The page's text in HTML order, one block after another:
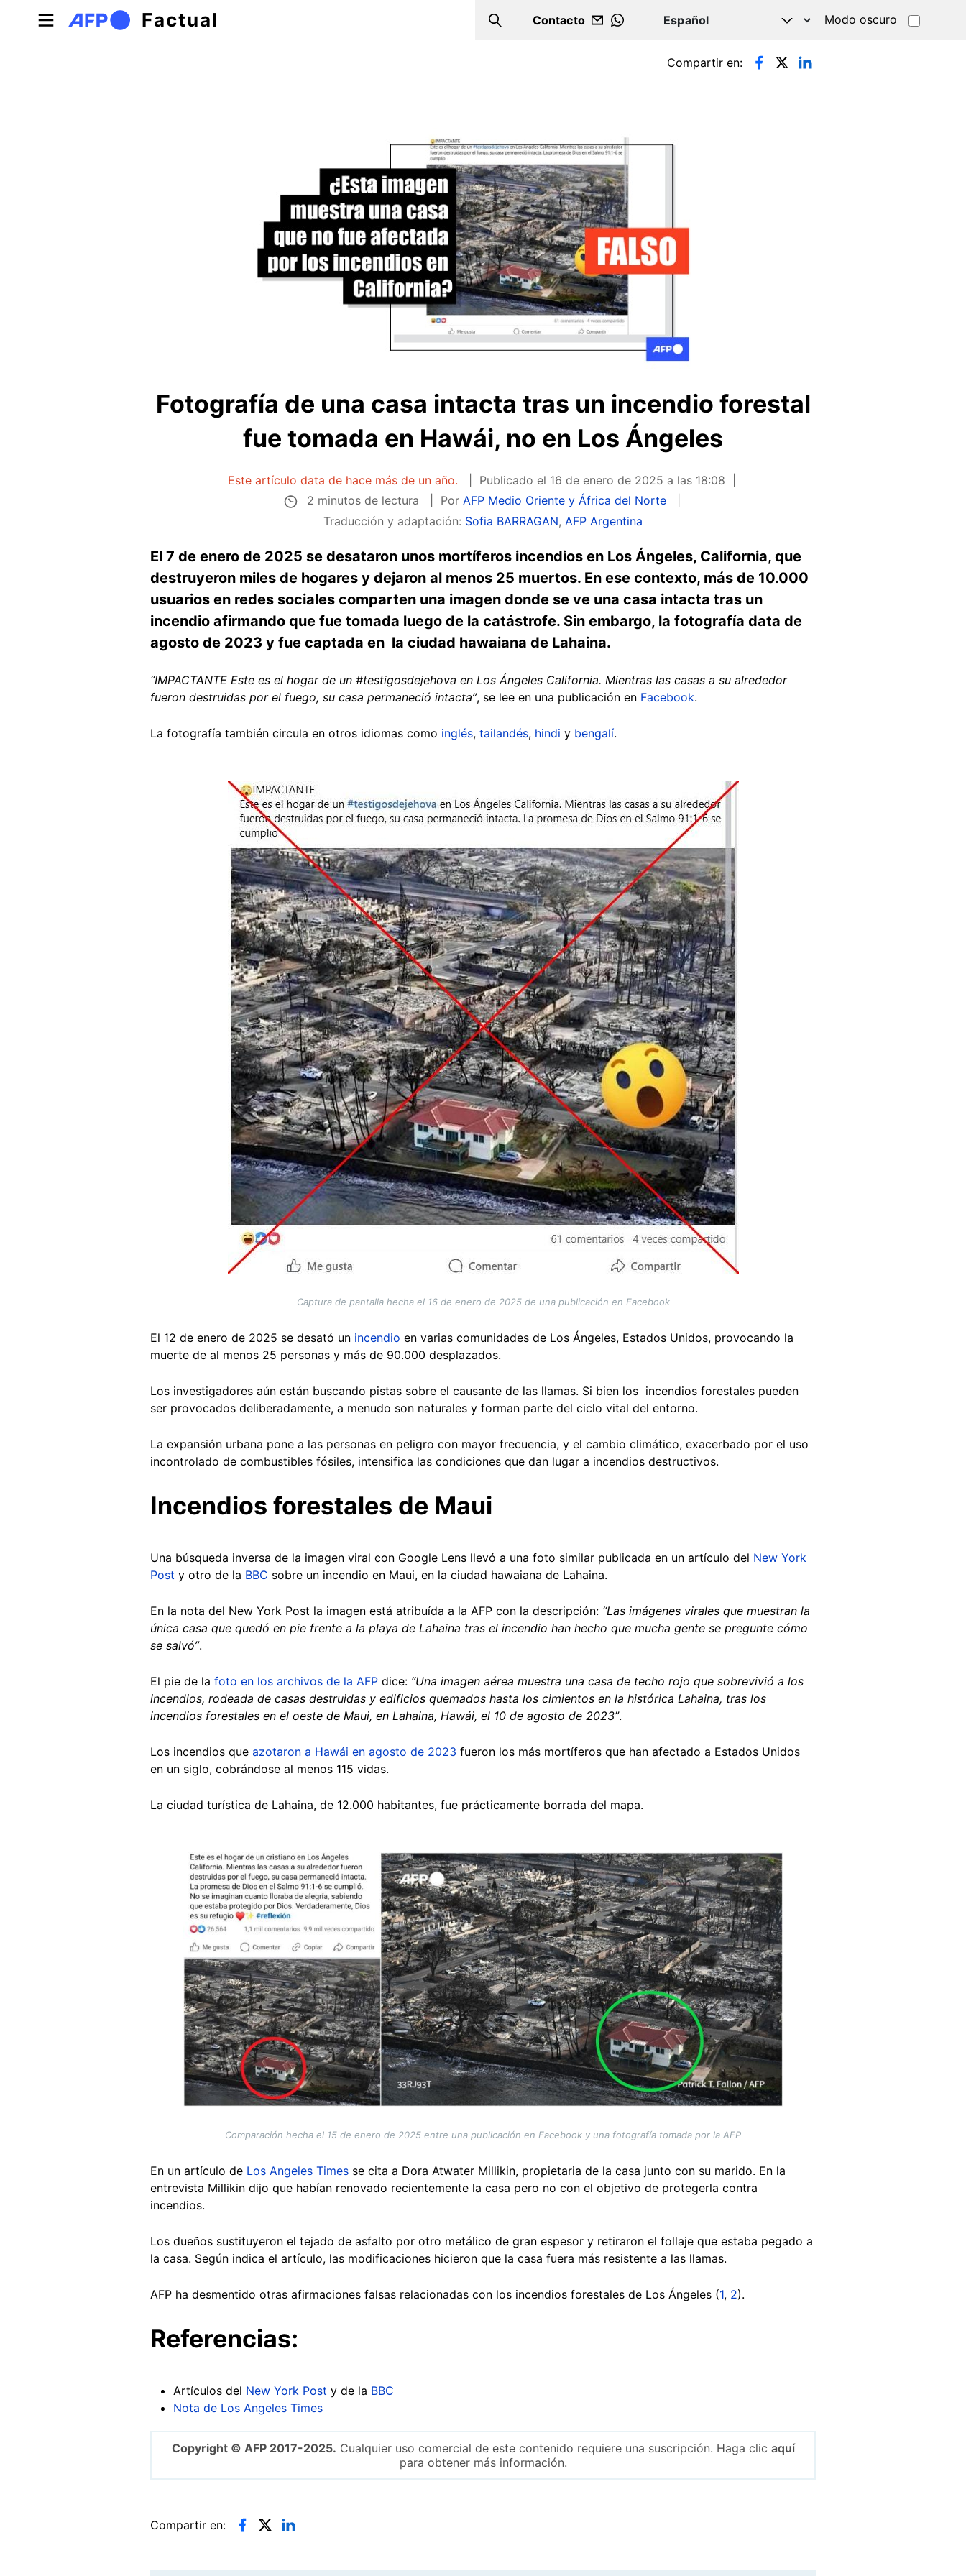
Pasar al contenido principal
Factual Search
Contacto
WHATSAPP
Modo oscuro
Solapas principales Compartir en:
Fotografía de una casa intacta tras un incendio forestal
fue tomada en Hawái, no en Los Ángeles
Este artículo data de hace más de un año. Publicado el 16 de enero de 2025 a las 18:08
2 minutos de lectura
Por AFP Medio Oriente y África del Norte
Traducción y adaptación: Sofia BARRAGAN, AFP Argentina
El 7 de enero de 2025 se desataron unos mortíferos incendios en Los Ángeles, California, que
destruyeron miles de hogares y dejaron al menos 25 muertos. En ese contexto, más de 10.000
usuarios en redes sociales comparten una imagen donde se ve una casa intacta tras un
incendio afirmando que fue tomada luego de la catástrofe. Sin embargo, la fotografía data de
agosto de 2023 y fue captada en la ciudad hawaiana de Lahaina.
“IMPACTANTE Este es el hogar de un #testigosdejehova en Los Ángeles California. Mientras las casas a su alrededor
fueron destruidas por el fuego, su casa permaneció intacta”, se lee en una publicación en Facebook.
La fotografía también circula en otros idiomas como inglés, tailandés, hindi y bengalí.
Captura de pantalla hecha el 16 de enero de 2025 de una publicación en Facebook
El 12 de enero de 2025 se desató un incendio en varias comunidades de Los Ángeles, Estados Unidos, provocando la
muerte de al menos 25 personas y más de 90.000 desplazados.
Los investigadores aún están buscando pistas sobre el causante de las llamas. Si bien los incendios forestales pueden
ser provocados deliberadamente, a menudo son naturales y forman parte del ciclo vital del entorno.
La expansión urbana pone a las personas en peligro con mayor frecuencia, y el cambio climático, exacerbado por el uso
incontrolado de combustibles fósiles, intensifica las condiciones que dan lugar a incendios destructivos.
Incendios forestales de Maui
Una búsqueda inversa de la imagen viral con Google Lens llevó a una foto similar publicada en un artículo del New York
Post y otro de la BBC sobre un incendio en Maui, en la ciudad hawaiana de Lahaina.
En la nota del New York Post la imagen está atribuída a la AFP con la descripción: “Las imágenes virales que muestran la
única casa que quedó en pie frente a la playa de Lahaina tras el incendio han hecho que mucha gente se pregunte cómo
se salvó”.
El pie de la foto en los archivos de la AFP dice: “Una imagen aérea muestra una casa de techo rojo que sobrevivió a los
incendios, rodeada de casas destruidas y edificios quemados hasta los cimientos en la histórica Lahaina, tras los
incendios forestales en el oeste de Maui, en Lahaina, Hawái, el 10 de agosto de 2023”.
Los incendios que azotaron a Hawái en agosto de 2023 fueron los más mortíferos que han afectado a Estados Unidos
en un siglo, cobrándose al menos 115 vidas.
La ciudad turística de Lahaina, de 12.000 habitantes, fue prácticamente borrada del mapa.
Comparación hecha el 15 de enero de 2025 entre una publicación en Facebook y una fotografía tomada por la AFP
En un artículo de Los Angeles Times se cita a Dora Atwater Millikin, propietaria de la casa junto con su marido. En la
entrevista Millikin dijo que habían renovado recientemente la casa pero no con el objetivo de protegerla contra
incendios.
Los dueños sustituyeron el tejado de asfalto por otro metálico de gran espesor y retiraron el follaje que estaba pegado a
la casa. Según indica el artículo, las modificaciones hicieron que la casa fuera más resistente a las llamas.
AFP ha desmentido otras afirmaciones falsas relacionadas con los incendios forestales de Los Ángeles (1, 2).
Referencias:
Artículos del New York Post y de la BBC
Nota de Los Angeles Times
Copyright © AFP 2017-2025. Cualquier uso comercial de este contenido requiere una suscripción. Haga clic aquí
para obtener más información.
Compartir en: